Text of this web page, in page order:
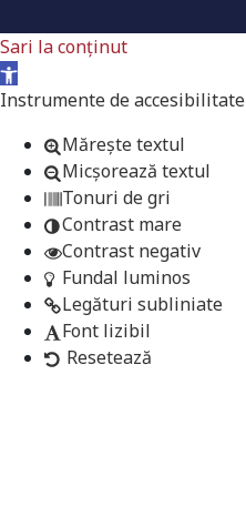
Sari la conținut
Deschide bara de unelte
Instrumente de accesibilitate
Mărește textul
Micșorează textul
Tonuri de gri
Contrast mare
Contrast negativ
Fundal luminos
Legături subliniate
Font lizibil
Resetează